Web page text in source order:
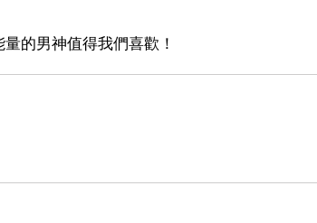
的男神值得我們喜歡！